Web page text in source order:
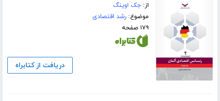
از:جک اوینگ
موضوع:رشد اقتصادی
۱۷۹ صفحه
دریافت از کتابراه